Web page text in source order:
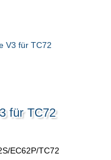
für TC72
EC62P/TC72